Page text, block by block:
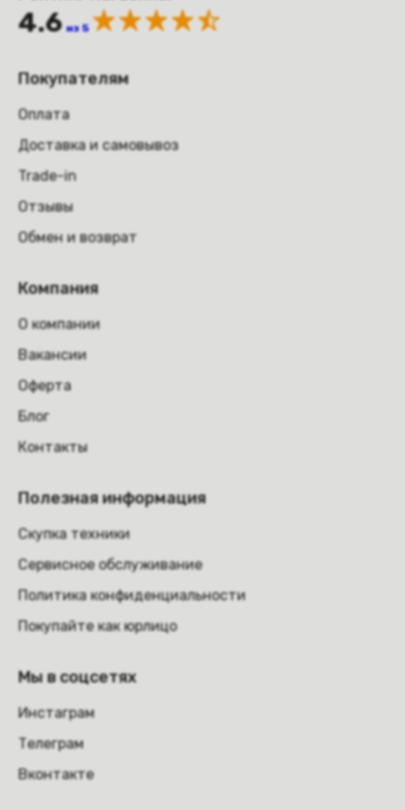
4.6 из 5
Покупателям
Оплата
Доставка и самовывоз
Trade-in
Отзывы
Обмен и возврат
Компания
О компании
Вакансии
Оферта
Блог
Контакты
Полезная информация
Скупка техники
Сервисное обслуживание
Политика конфиденциальности
Покупайте как юрлицо
Мы в соцсетях
Инстаграм
Телеграм
Вконтакте